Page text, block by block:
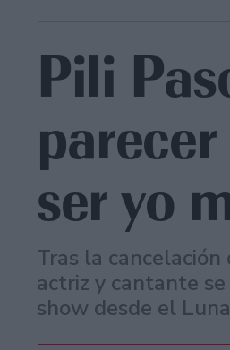
Pili
ser yo
Tras la
actriz y cantante
show desde el